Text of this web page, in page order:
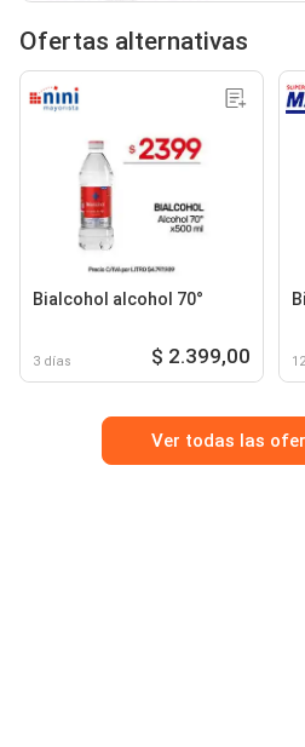
Ofertas alternativas
Bialcohol alcohol 70°
3 días $ 2.399,00
Ver todas las